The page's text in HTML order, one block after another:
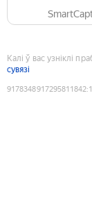
Калі ў вас узніклі
сувязі
9178348917295811842: